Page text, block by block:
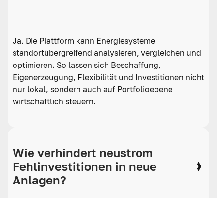
Ja. Die Plattform kann Energiesysteme
standortübergreifend analysieren, vergleichen und
optimieren. So lassen sich Beschaffung,
Eigenerzeugung, Flexibilität und Investitionen nicht
nur lokal, sondern auch auf Portfolioebene
wirtschaftlich steuern.
Wie verhindert neustrom
Fehlinvestitionen in neue
Anlagen?